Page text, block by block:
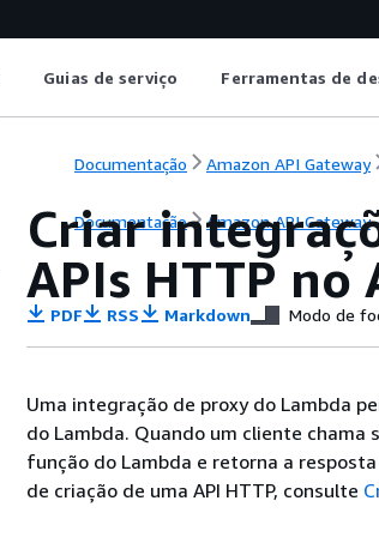
Guias de serviço Ferramentas de
Documentação Amazon API Gateway
Documentação Amazon API Gateway
Criar
APIs HTTP no
PDF RSS Markdown Modo de
Uma integração de proxy do Lambda
do Lambda. Quando um cliente chama
função do Lambda e retorna a
de criação de uma API HTTP, consulte